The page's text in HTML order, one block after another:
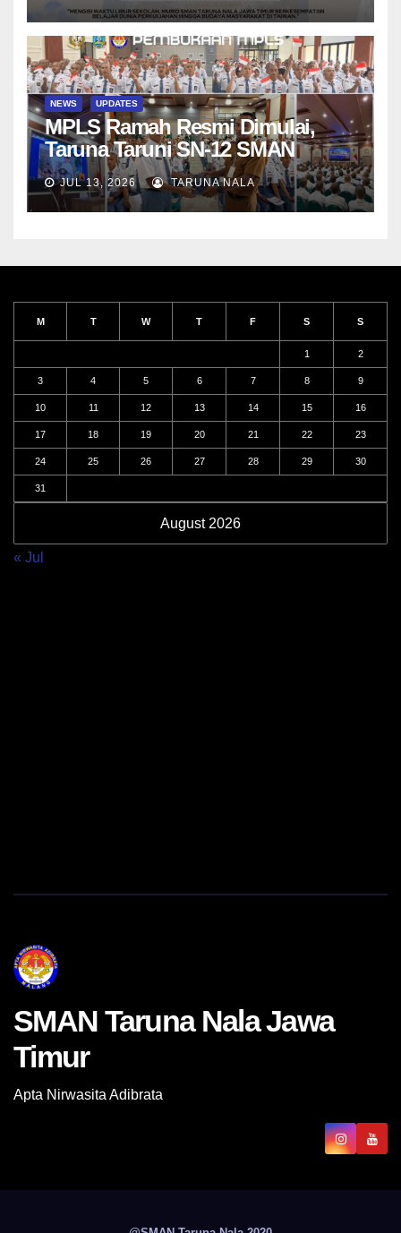
NEWS UPDATES
MPLS Ramah Resmi Dimulai,
Taruna Taruni SN-12 SMAN
Taruna Nala Jawa Timur Siap
Menjalani Tahun Ajaran Baru
JUL 13, 2026 TARUNA NALA
August 2026
M T W T F S S
1 2
3 4 5 6 7 8 9
10 11 12 13 14 15 16
17 18 19 20 21 22 23
24 25 26 27 28 29 30
31
« Jul
SMAN Taruna Nala Jawa
Timur
Apta Nirwasita Adibrata